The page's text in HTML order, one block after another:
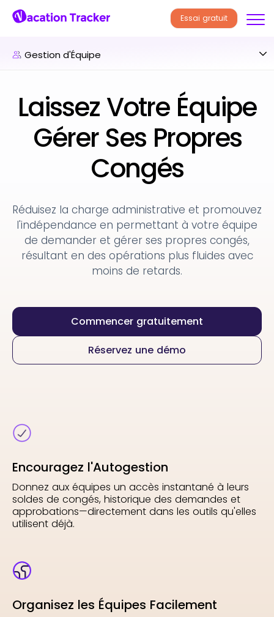
Essai gratuit
Gestion d'Équipe
Laissez Votre Équipe
Gérer Ses Propres
Congés
Réduisez la charge administrative et promouvez
l'indépendance en permettant à votre équipe
de demander et gérer ses propres congés,
résultant en des opérations plus fluides avec
moins de retards.
Commencer gratuitement
Réservez une démo
Encouragez l'Autogestion
Donnez aux équipes un accès instantané à leurs
soldes de congés, historique des demandes et
approbations—directement dans les outils qu'elles
utilisent déjà.
Organisez les Équipes Facilement